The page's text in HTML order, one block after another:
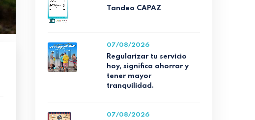
Tandeo CAPAZ
07/08/2026
Regularizar tu servicio
hoy, significa ahorrar y
tener mayor
tranquilidad.
07/08/2026